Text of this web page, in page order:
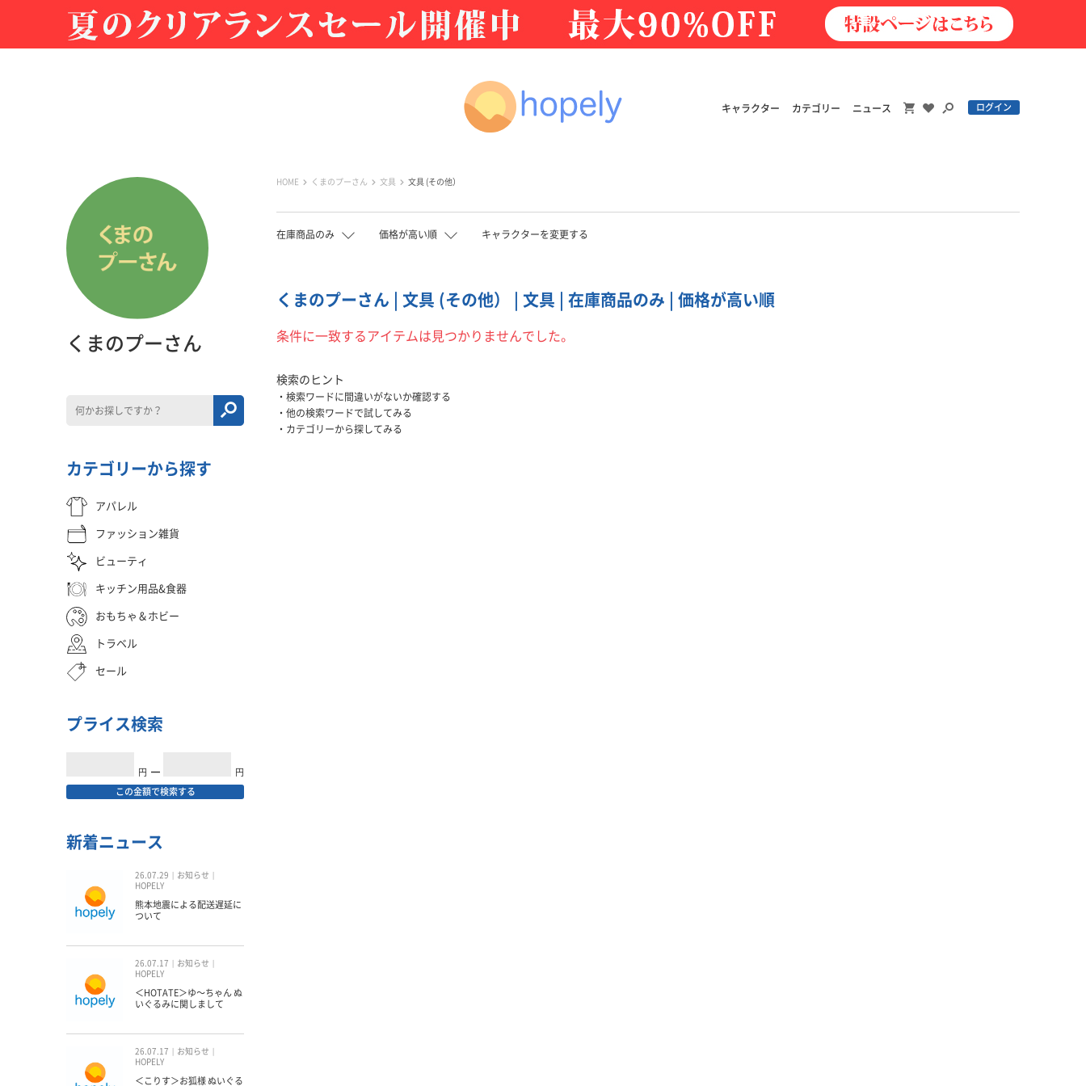
キャラクター カテゴリー ニュース ログイン
HOME くまのプーさん 文具 文具 (その他）
在庫商品のみ 価格が高い順 キャラクターを変更する
くまのプーさん | 文具 (その他） | 文具 | 在庫商品のみ | 価格が高い順
条件に一致するアイテムは見つかりませんでした。
検索のヒント
検索ワードに間違いがないか確認する
他の検索ワードで試してみる
カテゴリーから探してみる
くまのプーさん
カテゴリーから探す
アパレル
ファッション雑貨
ビューティ
キッチン用品&食器
おもちゃ＆ホビー
トラベル
セール
プライス検索
円 ━ 円
この金額で検索する
新着ニュース
26.07.29
お知らせ
HOPELY
熊本地震による配送遅延に
ついて
26.07.17
お知らせ
HOPELY
＜HOTATE＞ゆ〜ちゃん ぬ
いぐるみに関しまして
26.07.17
お知らせ
HOPELY
＜こりす＞お狐様 ぬいぐる